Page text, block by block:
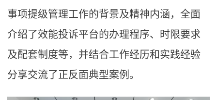
事项提级管理工作的背景及精神内涵，全面
介绍了效能投诉平台的办理程序、时限要求
及配套制度等，并结合工作经历和实践经验
分享交流了正反面典型案例。